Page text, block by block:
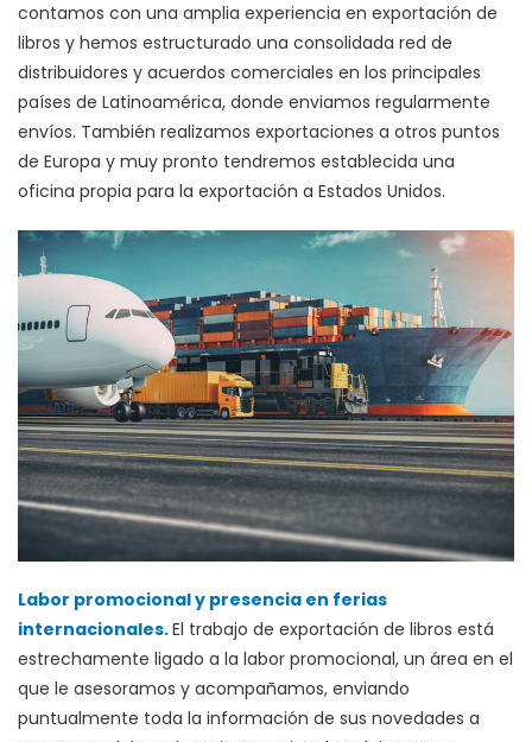
contamos con una amplia experiencia en exportación de
libros y hemos estructurado una consolidada red de
distribuidores y acuerdos comerciales en los principales
países de Latinoamérica, donde enviamos regularmente
envíos. También realizamos exportaciones a otros puntos
de Europa y muy pronto tendremos establecida una
oficina propia para la exportación a Estados Unidos.
Labor promocional y presencia en ferias
internacionales.El trabajo de exportación de libros está
estrechamente ligado a la labor promocional, un área en el
que le asesoramos y acompañamos, enviando
puntualmente toda la información de sus novedades a